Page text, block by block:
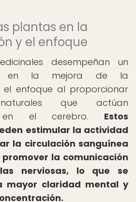
plantas en la
y el enfoque
desempeñan un
en la mejora de la
el enfoque al proporcionar
que actúan
en el cerebro. Estos
estimular la actividad
la circulación sanguínea
la comunicación
nerviosas, lo que se
mayor claridad mental y